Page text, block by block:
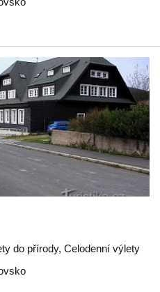
do přírody, Celodenní výlety